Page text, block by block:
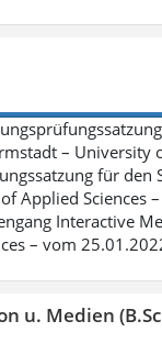
–
für den
Applied Sciences
Interactive
– vom
u. Medien